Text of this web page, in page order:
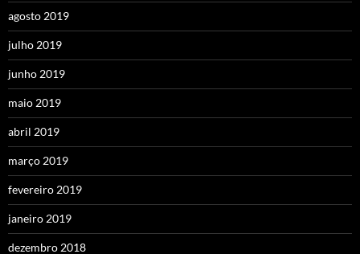
agosto 2019
julho 2019
junho 2019
maio 2019
abril 2019
março 2019
fevereiro 2019
janeiro 2019
dezembro 2018